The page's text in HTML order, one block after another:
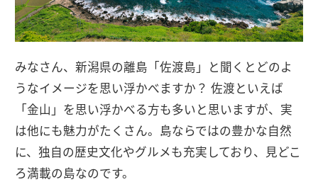
みなさん、新潟県の離島「佐渡島」と聞くとどのよ
うなイメージを思い浮かべますか？ 佐渡といえば
「金山」を思い浮かべる方も多いと思いますが、実
は他にも魅力がたくさん。島ならではの豊かな自然
に、独自の歴史文化やグルメも充実しており、見どこ
ろ満載の島なのです。